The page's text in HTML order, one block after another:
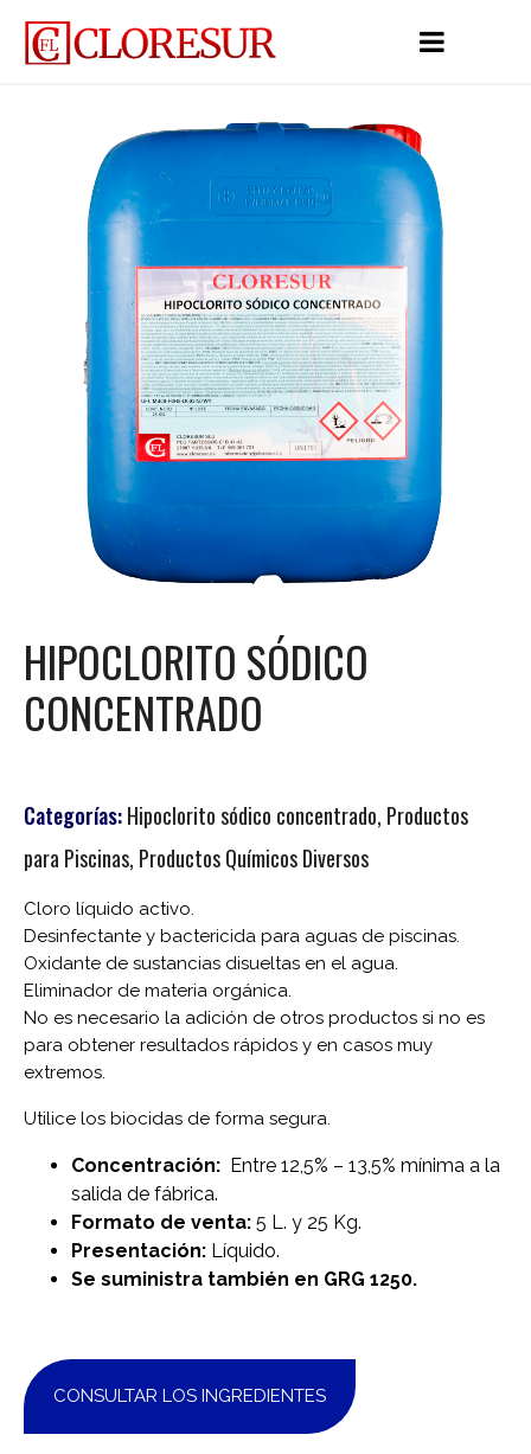
HIPOCLORITO SÓDICO
CONCENTRADO
Categorías:Hipoclorito sódico concentrado, Productos
para Piscinas, Productos Químicos Diversos
Cloro líquido activo.
Desinfectante y bactericida para aguas de piscinas.
Oxidante de sustancias disueltas en el agua.
Eliminador de materia orgánica.
No es necesario la adición de otros productos si no es
para obtener resultados rápidos y en casos muy
extremos.
Utilice los biocidas de forma segura.
Concentración: Entre 12,5% – 13,5% mínima a la
salida de fábrica.
Formato de venta: 5 L. y 25 Kg.
Presentación: Líquido.
Se suministra también en GRG 1250.
CONSULTAR LOS INGREDIENTES